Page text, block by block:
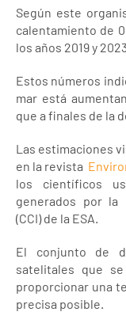
Según este
calentamiento de
los años 2019 y
Estos números
mar está
que a finales de la
Las estimaciones
en la revista
los científicos
generados por la
(CCI) de la ESA.
El conjunto de
satelitales que
proporcionar una
precisa posible.